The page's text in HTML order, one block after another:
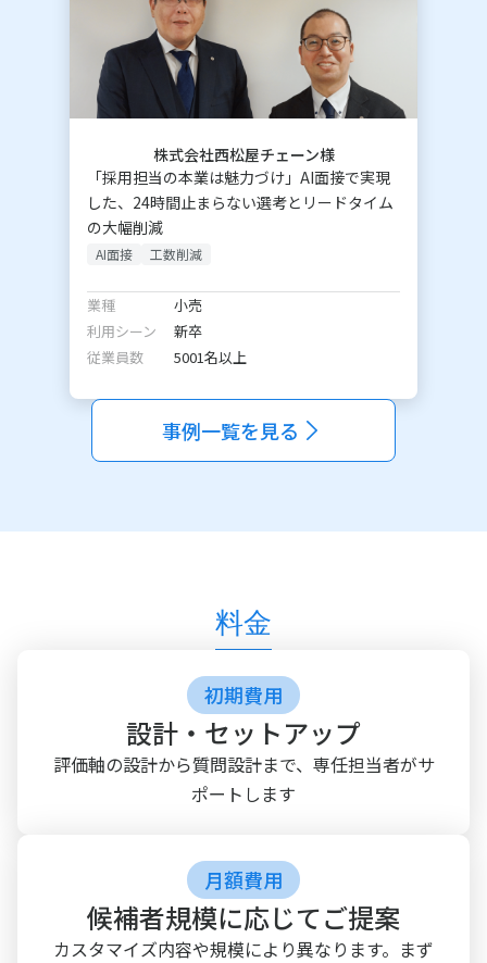
株式会社西松屋チェーン様
「採用担当の本業は魅力づけ」AI面接で実現
した、24時間止まらない選考とリードタイム
の大幅削減
AI面接 工数削減
業種
小売
利用シーン
新卒
従業員数
5001名以上
事例一覧を見る
料金
初期費用
設計・セットアップ
評価軸の設計から質問設計まで、専任担当者がサ
ポートします
月額費用
候補者規模に応じてご提案
カスタマイズ内容や規模により異なります。まず